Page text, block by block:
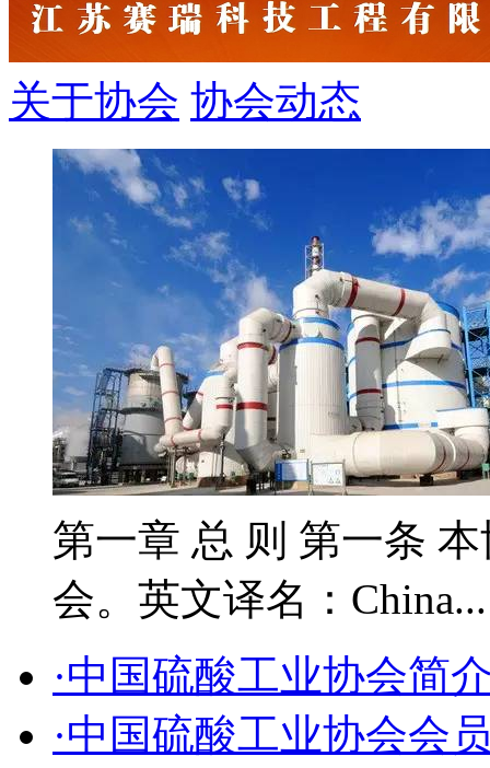
关于协会 协会动态
第一章 总 则 第一条
会。英文译名：
·中国硫酸工业协会简
·中国硫酸工业协会会